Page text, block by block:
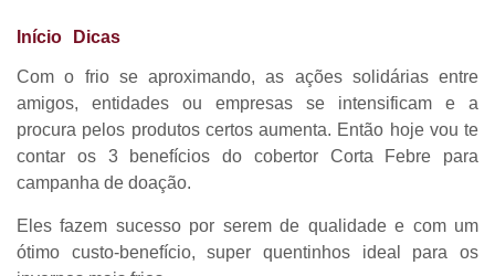
Início Dicas
Com o frio se aproximando, as ações solidárias entre
amigos, entidades ou empresas se intensificam e a
procura pelos produtos certos aumenta. Então hoje vou te
contar os 3 benefícios do cobertor Corta Febre para
campanha de doação.
Eles fazem sucesso por serem de qualidade e com um
ótimo custo-benefício, super quentinhos ideal para os